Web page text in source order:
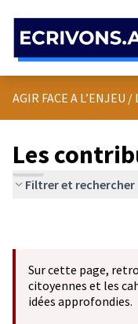
AGIR FACE A L’ENJEU /
Les
Filtrer et rechercher
Sur cette page,
citoyennes et les
idées approfondies.